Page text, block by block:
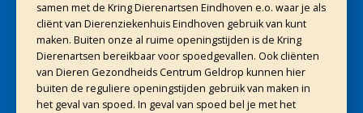
samen met de Kring Dierenartsen Eindhoven e.o. waar je als
cliënt van Dierenziekenhuis Eindhoven gebruik van kunt
maken. Buiten onze al ruime openingstijden is de Kring
Dierenartsen bereikbaar voor spoedgevallen. Ook cliënten
van Dieren Gezondheids Centrum Geldrop kunnen hier
buiten de reguliere openingstijden gebruik van maken in
het geval van spoed. In geval van spoed bel je met het